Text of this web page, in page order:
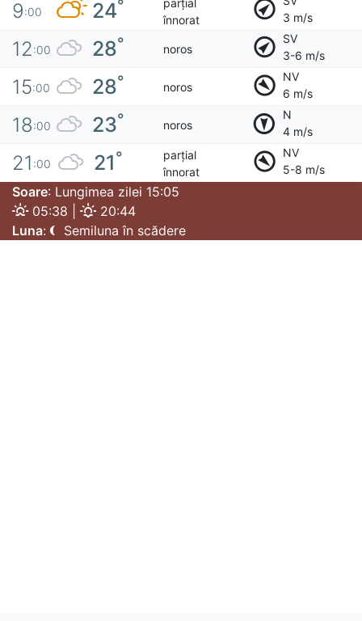
9:00 24°
înnorat
3 m/s
12:00 28° noros
SV
3-6 m/s
15:00 28° noros
NV
6 m/s
18:00 23° noros
N
4 m/s
21 :00 21°
parțial
înnorat
NV
5-8 m/s
Soare: Lungimea zilei 15:05
05:38 |
20:44
Luna: Semiluna în scădere